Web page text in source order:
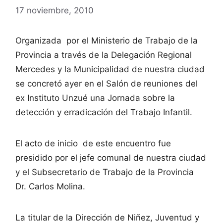
17 noviembre, 2010
Organizada por el Ministerio de Trabajo de la
Provincia a través de la Delegación Regional
Mercedes y la Municipalidad de nuestra ciudad
se concretó ayer en el Salón de reuniones del
ex Instituto Unzué una Jornada sobre la
detección y erradicación del Trabajo Infantil.
El acto de inicio de este encuentro fue
presidido por el jefe comunal de nuestra ciudad
y el Subsecretario de Trabajo de la Provincia
Dr. Carlos Molina.
La titular de la Dirección de Niñez, Juventud y